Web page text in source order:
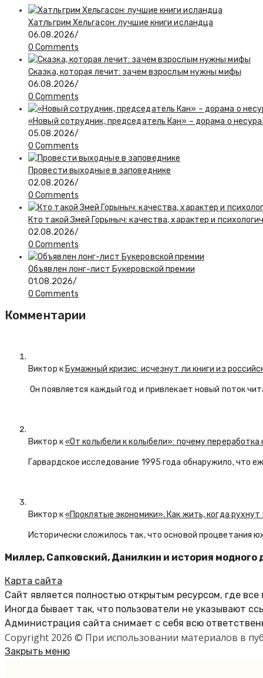
Хатльгрим Хельгасон: лучшие книги исландца
06.08.2026/
0 Comments
Сказка, которая лечит: зачем взрослым нужны мифы
06.08.2026/
0 Comments
«Новый сотрудник, председатель Кан» – дорама о
05.08.2026/
0 Comments
Провести выходные в заповеднике
02.08.2026/
0 Comments
Кто такой Змей Горыныч: качества, характер и
02.08.2026/
0 Comments
Объявлен лонг-лист Букеровской премии
01.08.2026/
0 Comments
Комментарии
Виктор к Бумажный кризис: исчезнут ли книги из
Он появляется каждый год и привлекает новый поток
Виктор к«От колыбели к колыбели»: почему переработка
Гарвардское исследование 1995 года обнаружило, что
Виктор к«Проклятые экономики». Как жить, когда
Исторически сложилось так, что основой
Миллер, Сапковский, Данилкин и история
Карта сайта
Сайт является полностью открытым ресурсом, где
Иногда бывает так, что пользователи не указывают
Администрация сайта снимает с себя всю
Copyright 2026 © При использовании материалов в
Закрыть меню